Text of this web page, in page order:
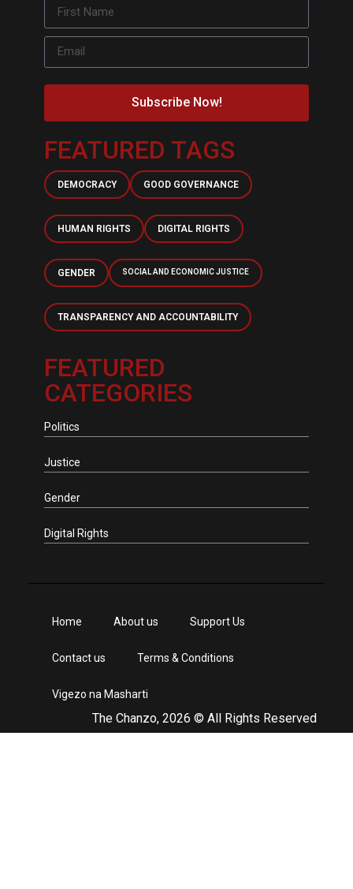
Subscribe Now!
FEATURED TAGS
DEMOCRACY GOOD GOVERNANCE
HUMAN RIGHTS DIGITAL RIGHTS
GENDER SOCIAL AND ECONOMIC JUSTICE
TRANSPARENCY AND ACCOUNTABILITY
FEATURED
CATEGORIES
Politics
Justice
Gender
Digital Rights
The Chanzo, 2026 © All Rights Reserved
Home About us Support Us
Contact us Terms & Conditions
Vigezo na Masharti